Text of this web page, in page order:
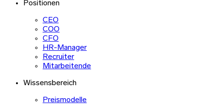
Positionen
CEO
COO
CFO
HR-Manager
Recruiter
Mitarbeitende
Wissensbereich
Preismodelle